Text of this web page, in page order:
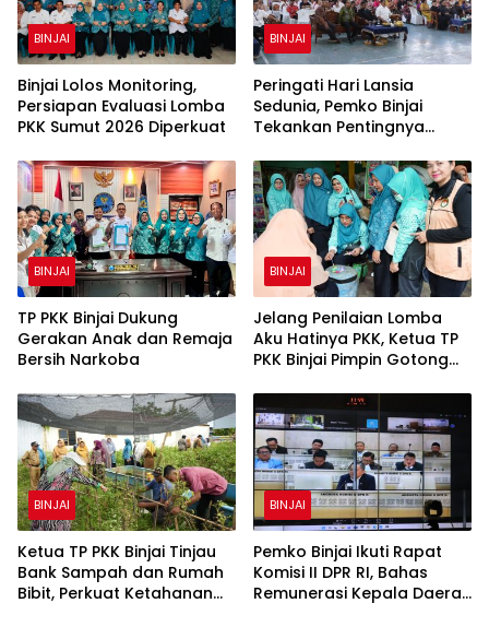
BINJAI
Binjai Lolos Monitoring,
Persiapan Evaluasi Lomba
PKK Sumut 2026 Diperkuat
BINJAI
Peringati Hari Lansia
Sedunia, Pemko Binjai
Tekankan Pentingnya
Perhatian kepada Lansia
BINJAI
TP PKK Binjai Dukung
Gerakan Anak dan Remaja
Bersih Narkoba
BINJAI
Jelang Penilaian Lomba
Aku Hatinya PKK, Ketua TP
PKK Binjai Pimpin Gotong
Bibit
BINJAI
Ketua TP PKK Binjai Tinjau
Bank Sampah dan Rumah
Bibit, Perkuat Ketahanan
BINJAI
Pemko Binjai Ikuti Rapat
Komisi II DPR RI, Bahas
Remunerasi Kepala Daerah